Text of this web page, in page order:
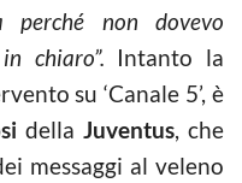
non dovevo
chiaro”. Intanto la
su ‘Canale 5’, è
dellaJuventus, che
messaggi al veleno